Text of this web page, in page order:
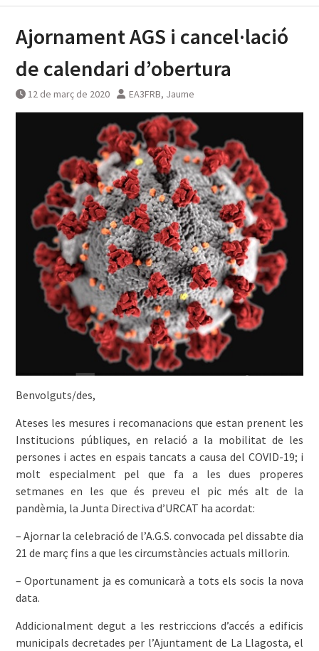
Ajornament AGS i cancel·lació
de calendari d’obertura
12 de març de 2020 EA3FRB, Jaume
Benvolguts/des,
Ateses les mesures i recomanacions que estan prenent les
Institucions públiques, en relació a la mobilitat de les
persones i actes en espais tancats a causa del COVID-19; i
molt especialment pel que fa a les dues properes
setmanes en les que és preveu el pic més alt de la
pandèmia, la Junta Directiva d’URCAT ha acordat:
– Ajornar la celebració de l’A.G.S. convocada pel dissabte dia
21 de març fins a que les circumstàncies actuals millorin.
– Oportunament ja es comunicarà a tots els socis la nova
data.
Addicionalment degut a les restriccions d’accés a edificis
municipals decretades per l’Ajuntament de La Llagosta, el